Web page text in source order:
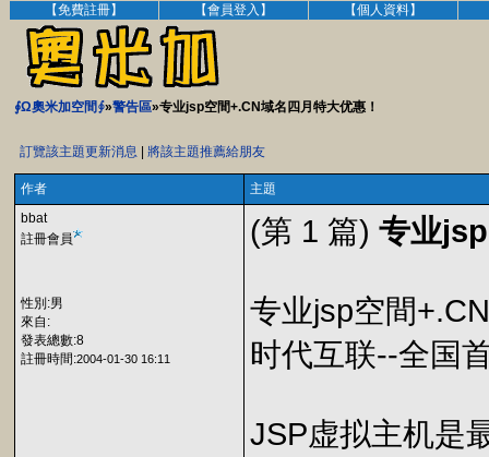
【免費註冊】 【會員登入】 【個人資料】
∮Ω奧米加空間∮»警告區»专业jsp空間+.CN域名四月特大优惠！
訂覽該主題更新消息 將該主題推薦給朋友
作者
主題
bbat
註冊會員
性別:男
來自:
發表總數:8
註冊時間:2004-01-30 16:11
(第 1 篇) 专业
专业jsp空間
时代互联--全国
JSP虚拟主机是